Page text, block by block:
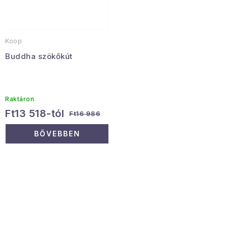
Koop
Buddha szökőkút
Raktáron
Ft13 518-tól Ft16 986
BŐVEBBEN